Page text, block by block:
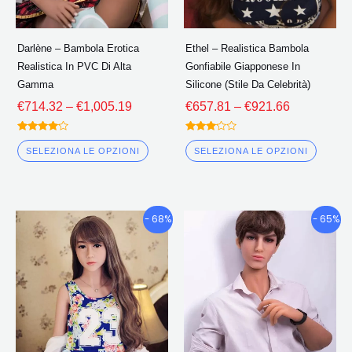
Darlène – Bambola Erotica
Realistica In PVC Di Alta
Gamma
€714.32 – €1,005.19
Valutato
4.00
fuori da 5
SELEZIONA LE OPZIONI
essere
pagina
prodotto
Ethel – Realistica Bambola
Gonfiabile Giapponese In
Silicone (Stile Da Celebrità)
€657.81 – €921.66
Valutato
3.00
fuori
SELEZIONA LE OPZIONI
- 68%
Fascia
di
prezzo:
€675.34
Attraverso
€978.09
Questo
prodotto
ha
più
varianti.
Le
opzioni
- 65%
Fascia
Le